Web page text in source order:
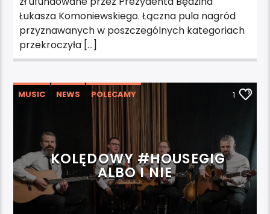
Łukasza Komoniewskiego. Łączna pula nagród
przyznawanych w poszczególnych kategoriach
przekroczyła […]
MUSIC NEWS
POLECAMY
1
KOLĘDOWY #HOUSEGIG
ALBO I NIE